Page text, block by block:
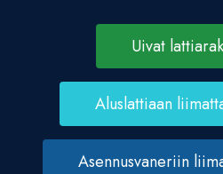
Uivat
Aluslattiaan
Asennusvaneriin